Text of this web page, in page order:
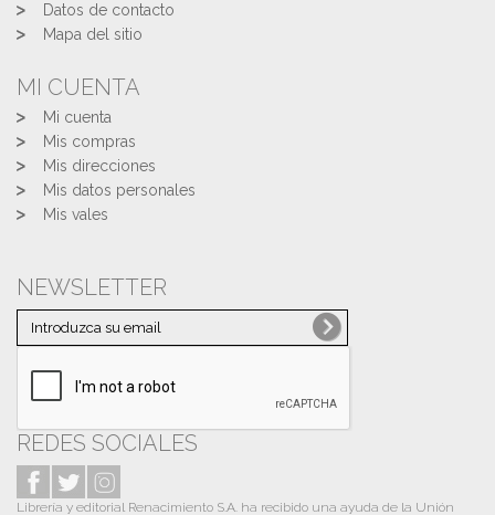
Datos de contacto
Mapa del sitio
MI CUENTA
Mi cuenta
Mis compras
Mis direcciones
Mis datos personales
Mis vales
NEWSLETTER
REDES SOCIALES
Librería y editorial Renacimiento S.A. ha recibido una ayuda de la Unión